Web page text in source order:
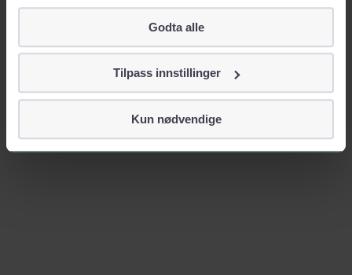
Om informasjonskapsler
Googles retningslinjer for personvern
Vi tar ditt personvern på alvor
identifiserer deg, som navn eller telefonnummer.
Godta alle
Tilpass innstillinger
Kun nødvendige